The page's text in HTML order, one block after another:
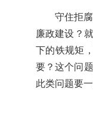
守住拒
廉政建设？
下的铁规矩
要？这个问
此类问题要